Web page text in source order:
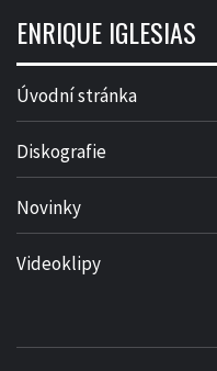
ENRIQUE IGLESIAS
Úvodní stránka
Diskografie
Novinky
Videoklipy